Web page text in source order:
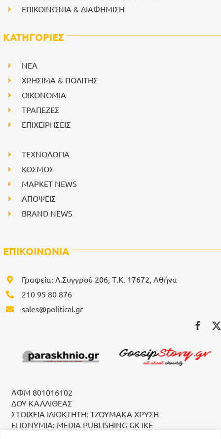
ΕΠΙΚΟΙΝΩΝΙΑ & ΔΙΑΦΗΜΙΣΗ
ΚΑΤΗΓΟΡΙΕΣ
NEA
ΧΡΗΣΙΜΑ & ΠΟΛΙΤΗΣ
ΟΙΚΟΝΟΜΙΑ
ΤΡΑΠΕΖΕΣ
ΕΠΙΧΕΙΡΗΣΕΙΣ
ΤΕΧΝΟΛΟΓΙΑ
ΚΟΣΜΟΣ
ΜΑΡΚΕΤ NEWS
ΑΠΟΨΕΙΣ
BRAND NEWS
ΕΠΙΚΟΙΝΩΝΙΑ
Γραφεία: Λ.Συγγρού 206, Τ.Κ. 17672, Αθήνα
210 95 80 876
sales@political.gr
ΑΦΜ 801016102
ΔΟΥ ΚΑΛΛΙΘΕΑΣ
ΣΤΟΙΧΕΙΑ ΙΔΙΟΚΤΗΤΗ: ΤΖΟΥΜΑΚΑ ΧΡΥΣΗ
ΕΠΩΝΥΜΙΑ: MEDIA PUBLISHING GK IKE